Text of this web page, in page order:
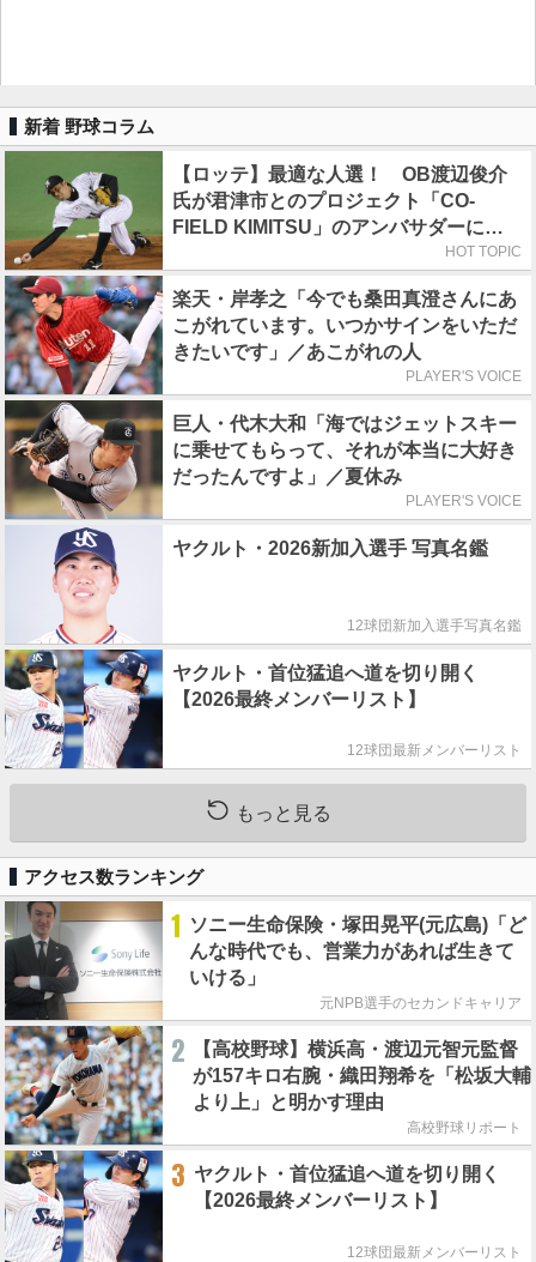
新着 野球コラム
【ロッテ】最適な人選！ OB渡辺俊介
氏が君津市とのプロジェクト「CO-
FIELD KIMITSU」のアンバサダーに就
HOT TOPIC
楽天・岸孝之「今でも桑田真澄さんにあ
こがれています。いつかサインをいただ
きたいです」／あこがれの人
PLAYER'S VOICE
巨人・代木大和「海ではジェットスキー
に乗せてもらって、それが本当に大好き
だったんですよ」／夏休み
PLAYER'S VOICE
ヤクルト・2026新加入選手 写真名鑑
12球団新加入選手写真名鑑
ヤクルト・首位猛追へ道を切り開く
【2026最終メンバーリスト】
12球団最新メンバーリスト
もっと見る
アクセス数ランキング
1 ソニー生命保険・塚田晃平(元広島)「ど
んな時代でも、営業力があれば生きて
いける」
元NPB選手のセカンドキャリア
2
【高校野球】横浜高・渡辺元智元監督
が157キロ右腕・織田翔希を「松坂大輔
より上」と明かす理由
高校野球リポート
3 ヤクルト・首位猛追へ道を切り開く
【2026最終メンバーリスト】
12球団最新メンバーリスト